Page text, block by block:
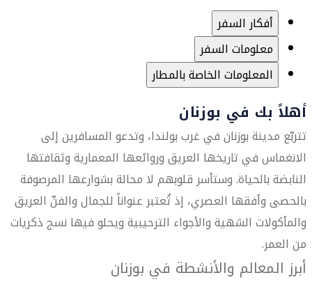
أفكار السفر
معلومات السفر
المعلومات الخاصة بالمطار
أهلاً بك في بوزنان
تتربّع مدينة بوزنان في غرب بولندا، وتدعو المسافرين إلى
الانغماس في تاريخها العريق وروائعها المعمارية وثقافتها
النابضة بالحياة. وستأسر قلوبهم لا محالة بشوارعها المرصوفة
بالحصى وأفقها العصري، إذ تُعتبر عنواناً للجمال والفنّ العريق
والمأكولات الشهية والأجواء الترحيبية ويحلو فيها نسج ذكريات
من العمر.
أبرز المعالم والأنشطة في بوزنان